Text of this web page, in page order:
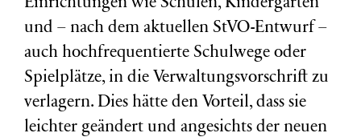
Einrichtungen wie Schulen, Kindergärten
und – nach dem aktuellen StVO-Entwurf –
auch hochfrequentierte Schulwege oder
Spielplätze, in die Verwaltungsvorschrift zu
verlagern. Dies hätte den Vorteil, dass sie
leichter geändert und angesichts der neuen